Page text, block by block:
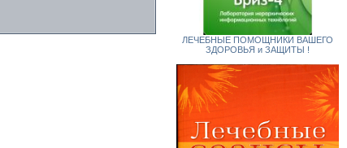
ЛЕЧЕБНЫЕ ПОМОЩНИКИ ВАШЕГО
ЗДОРОВЬЯ и ЗАЩИТЫ !